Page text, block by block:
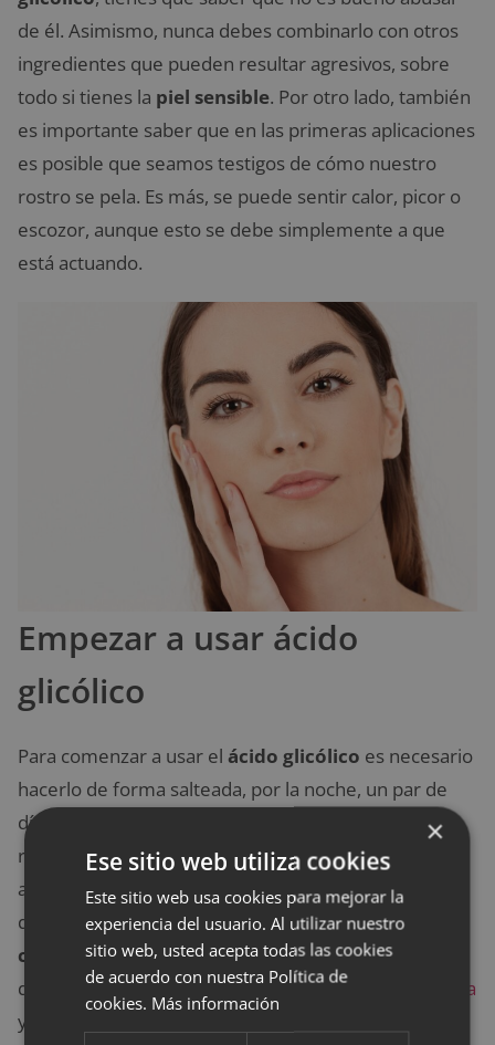
de él. Asimismo, nunca debes combinarlo con otros
ingredientes que pueden resultar agresivos, sobre
todo si tienes la piel sensible. Por otro lado, también
es importante saber que en las primeras aplicaciones
es posible que seamos testigos de cómo nuestro
rostro se pela. Es más, se puede sentir calor, picor o
escozor, aunque esto se debe simplemente a que
está actuando.
Empezar a usar ácido
glicólico
Para comenzar a usar el ácido glicólico es necesario
hacerlo de forma salteada, por la noche, un par de
días a la semana. De este modo, sabremos cómo
reacciona nuestra piel a esta sustancia. Si decidimos
aplicárnoslo por la mañana, lo mejor es que nos
distribuyamos después por el rostrocrema solar
con un factor alto. Esto se debe a que los ácidos
disminuyen la protección natural de la barrera lipídica
y, por ello, la piel queda más expuesta a los daños
×
Ese sitio web utiliza cookies
Este sitio web usa cookies para mejorar la
experiencia del usuario. Al utilizar nuestro
sitio web, usted acepta todas las cookies
de acuerdo con nuestra Política de
cookies. Más información